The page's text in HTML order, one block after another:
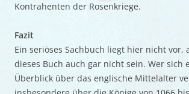
Kontrahenten der Rosenkriege.
Fazit
Ein seriöses Sachbuch liegt hier nicht vor,
dieses Buch auch gar nicht sein. Wer sich
Überblick über das englische Mittelalter